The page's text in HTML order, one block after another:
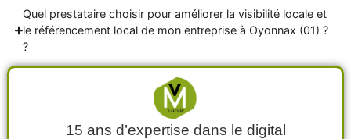
Quel prestataire choisir pour améliorer la visibilité locale et
le référencement local de mon entreprise à Oyonnax (01) ?
?
15 ans d’expertise dans le digital